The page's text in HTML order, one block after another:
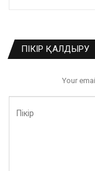
ПІКІР ҚАЛДЫРУ
Your